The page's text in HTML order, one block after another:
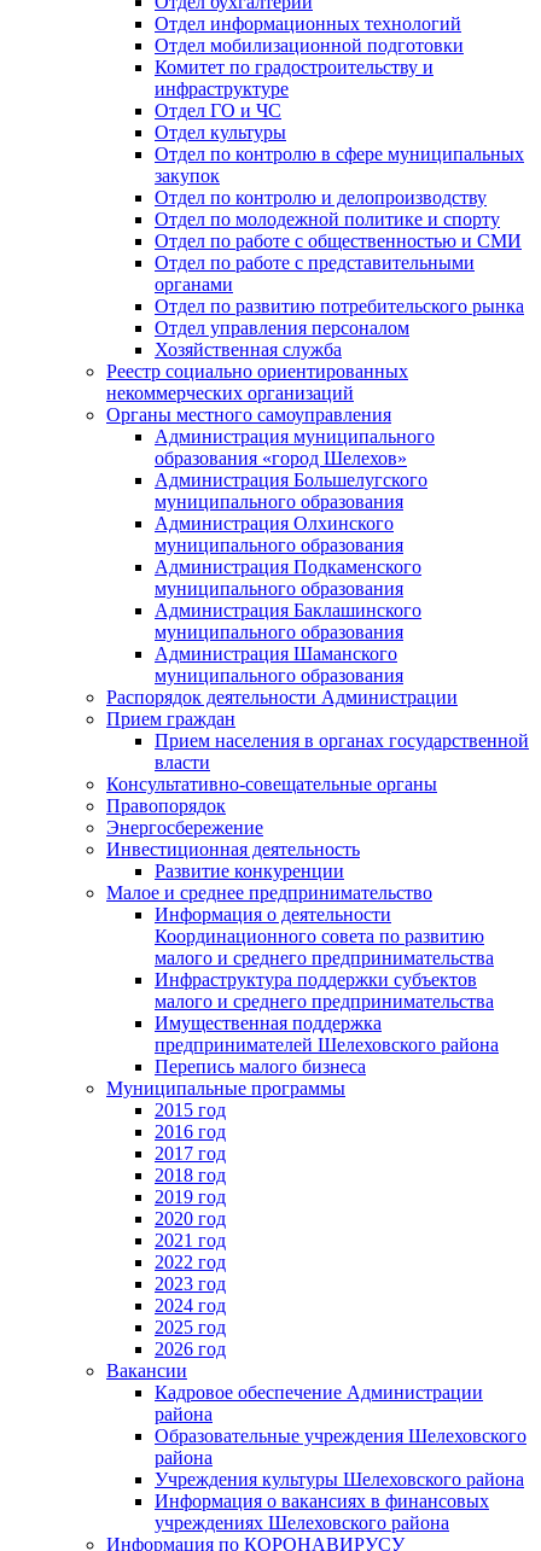
Отдел информационных технологий
Отдел мобилизационной подготовки
Комитет по градостроительству и
инфраструктуре
Отдел ГО и ЧС
Отдел культуры
Отдел по контролю в сфере муниципальных
закупок
Отдел по контролю и делопроизводству
Отдел по молодежной политике и спорту
Отдел по работе с общественностью и СМИ
Отдел по работе с представительными
органами
Отдел по развитию потребительского рынка
Отдел управления персоналом
Хозяйственная служба
Реестр социально ориентированных
некоммерческих организаций
Органы местного самоуправления
Администрация муниципального
образования «город Шелехов»
Администрация Большелугского
муниципального образования
Администрация Олхинского
муниципального образования
Администрация Подкаменского
муниципального образования
Администрация Баклашинского
муниципального образования
Администрация Шаманского
муниципального образования
Распорядок деятельности Администрации
Прием граждан
Прием населения в органах государственной
власти
Консультативно-совещательные органы
Правопорядок
Энергосбережение
Инвестиционная деятельность
Развитие конкуренции
Малое и среднее предпринимательство
Информация о деятельности
Координационного совета по развитию
малого и среднего предпринимательства
Инфраструктура поддержки субъектов
малого и среднего предпринимательства
Имущественная поддержка
предпринимателей Шелеховского района
Перепись малого бизнеса
Муниципальные программы
2015 год
2016 год
2017 год
2018 год
2019 год
2020 год
2021 год
2022 год
2023 год
2024 год
2025 год
2026 год
Вакансии
Кадровое обеспечение Администрации
района
Образовательные учреждения Шелеховского
района
Учреждения культуры Шелеховского района
Информация о вакансиях в финансовых
учреждениях Шелеховского района
Информация по КОРОНАВИРУСУ